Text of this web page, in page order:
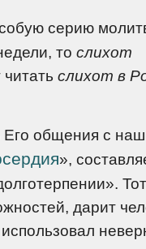
серию
то слихот
слихот в
Его общения с
»,
дарит